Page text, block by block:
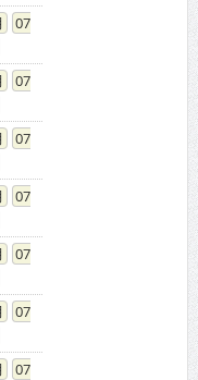
07
07
07
07
07
07
07